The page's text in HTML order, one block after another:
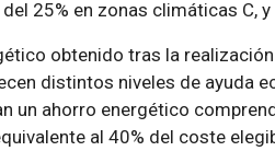
25% en zonas climáticas C, y
obtenido tras la
distintos niveles de ayuda
un ahorro energético
al 40% del coste